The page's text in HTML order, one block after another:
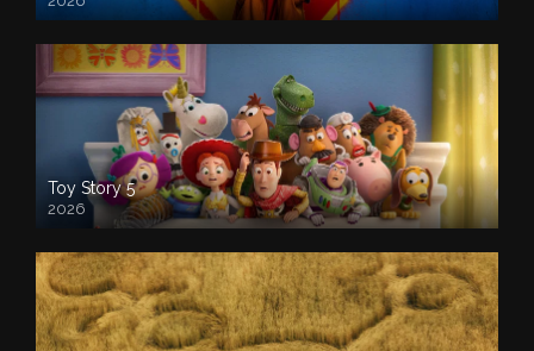
Toy Story 5
2026